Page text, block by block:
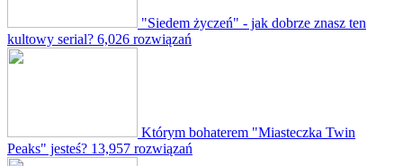
"Siedem życzeń" - jak dobrze znasz ten
kultowy serial? 6,026 rozwiązań
Którym bohaterem "Miasteczka Twin
Peaks" jesteś? 13,957 rozwiązań